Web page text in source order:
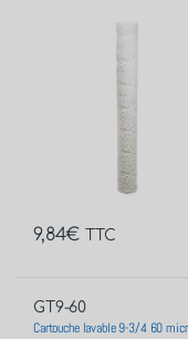
9,84€ TTC
GT9-60
Cartouche lavable 9-3/4 60